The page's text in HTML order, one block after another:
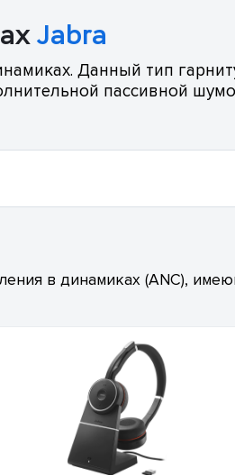
Jabra
Данный тип
пассивной
в динамиках (ANC),